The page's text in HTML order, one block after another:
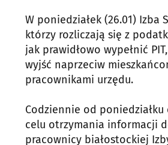
W poniedziałek (26.01)
którzy rozliczają się z
jak prawidłowo wypełnić
wyjść naprzeciw
pracownikami urzędu.
Codziennie od
celu otrzymania informacji
pracownicy białostockiej